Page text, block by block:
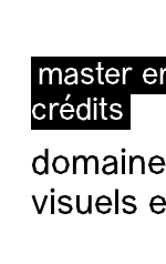
master
crédits
visuels